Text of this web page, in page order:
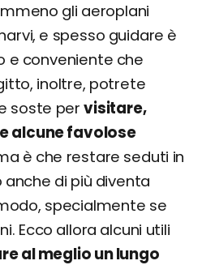
gli aeroplani
e spesso guidare è
e conveniente che
inoltre, potrete
soste pervisitare,
alcune favolose
è che restare seduti in
anche di più diventa
specialmente se
Ecco allora alcuni utili
al meglio un lungo